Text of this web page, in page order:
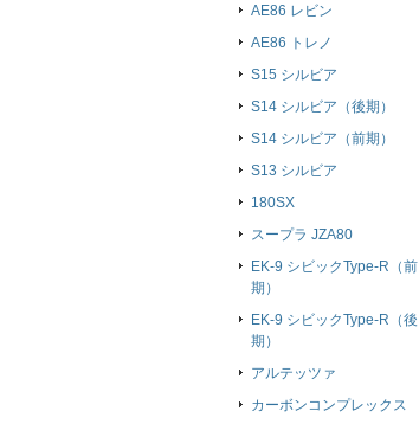
AE86 レビン
AE86 トレノ
S15 シルビア
S14 シルビア（後期）
S14 シルビア（前期）
S13 シルビア
180SX
スープラ JZA80
EK-9 シビックType-R（前
期）
EK-9 シビックType-R（後
期）
アルテッツァ
カーボンコンプレックス